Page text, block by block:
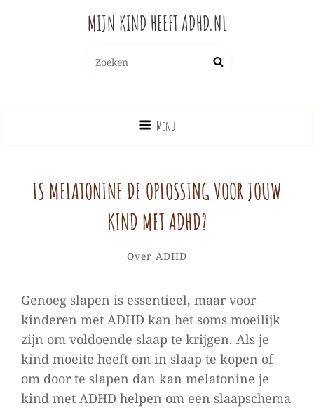
MIJN KIND HEEFT ADHD.NL
naar:
Zoek
Menu
IS MELATONINE DE OPLOSSING VOOR JOUW
KIND MET ADHD?
Categorieën
Over ADHDDoor
Samantha
Laat
achter
op
Is
melatonine
de
oplossing
Genoeg slapen is essentieel, maar voor
kinderen met ADHD kan het soms moeilijk
zijn om voldoende slaap te krijgen. Als je
kind moeite heeft om in slaap te kopen of
om door te slapen dan kan melatonine je
kind met ADHD helpen om een slaapschema